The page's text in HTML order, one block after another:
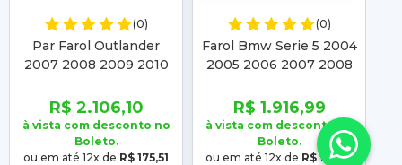
(0)
Par Farol Outlander
2007 2008 2009 2010
Negra
R$ 2.106,10
à vista com desconto no
Boleto.
ou em até 12x de R$ 175,51
(0)
Farol Bmw Serie 5 2004
2005 2006 2007 2008
Mascara Negra
R$ 1.916,99
à vista com desconto no
Boleto.
ou em até 12x de R$ 159,75